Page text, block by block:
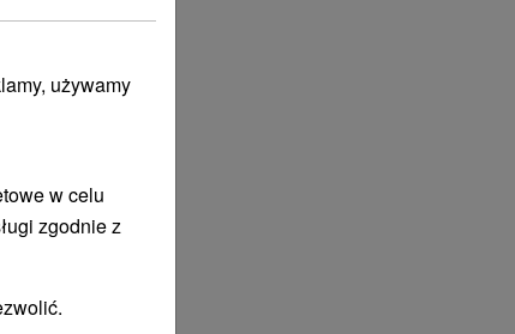
używamy
w celu
zgodnie z